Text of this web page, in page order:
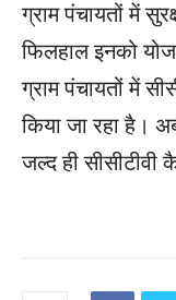
ग्राम पंचायतों में
फिलहाल इनको
ग्राम पंचायतों में
किया जा रहा है।
जल्द ही सीसीटीवी